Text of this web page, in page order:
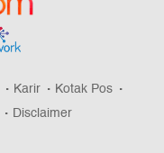
Karir
Kotak Pos
Disclaimer